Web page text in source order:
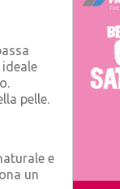
pelle.
e
un